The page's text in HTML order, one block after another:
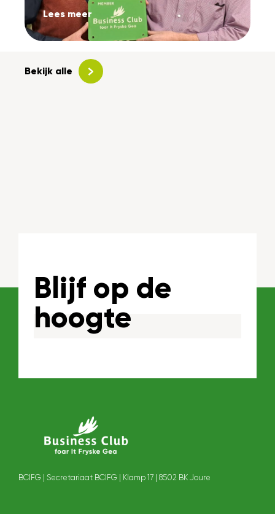
Lees meer
Bekijk alle
Blijf op de
hoogte
BCIFG | Secretariaat BCIFG | Klamp 17 | 8502 BK Joure